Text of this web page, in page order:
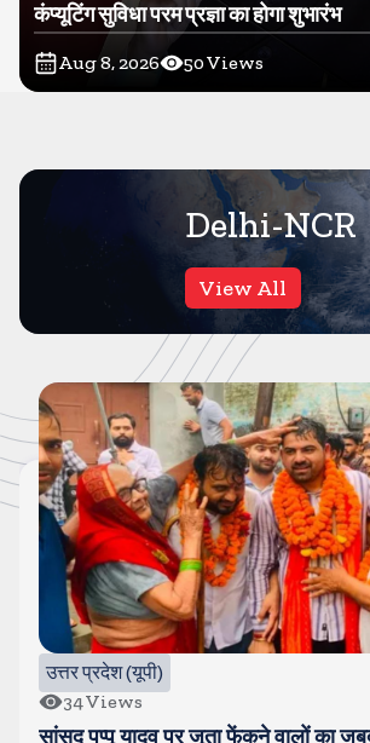
कंप्यूटिंग सुविधा परम प्रज्ञा का होगा शुभारंभ
Aug 8, 2026 50Views
Delhi-NCR
View All
गाजियाबाद
62Views
कसाना-डीजे कांवड-जिसे देखने के लिए लग